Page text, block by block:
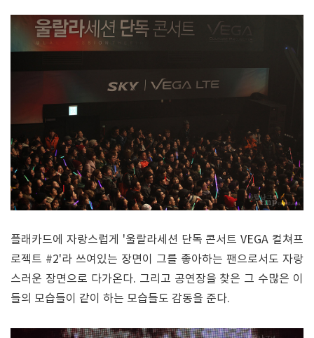
플래카드에 자랑스럽게 '울랄라세션 단독 콘서트 VEGA 컬쳐프
로젝트 #2'라 쓰여있는 장면이 그를 좋아하는 팬으로서도 자랑
스러운 장면으로 다가온다. 그리고 공연장을 찾은 그 수많은 이
들의 모습들이 같이 하는 모습들도 감동을 준다.